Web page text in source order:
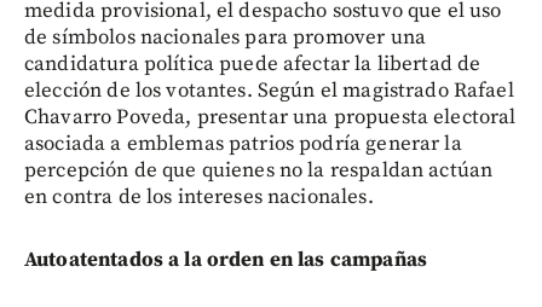
medida provisional, el despacho sostuvo que el uso
de símbolos nacionales para promover una
candidatura política puede afectar la libertad de
elección de los votantes. Según el magistrado Rafael
Chavarro Poveda, presentar una propuesta electoral
asociada a emblemas patrios podría generar la
percepción de que quienes no la respaldan actúan
en contra de los intereses nacionales.
Autoatentados a la orden en las campañas